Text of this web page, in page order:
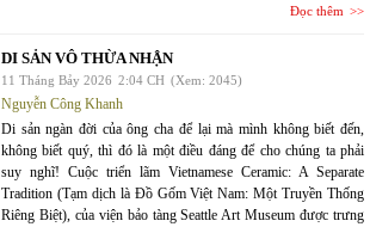
Đọc thêm
DI SẢN VÔ THỪA NHẬN
11 Tháng Bảy 2026 2:04 CH (Xem: 2045)
Nguyễn Công Khanh
Di sản ngàn đời của ông cha để lại mà mình không biết đến,
không biết quý, thì đó là một điều đáng để cho chúng ta phải
suy nghĩ! Cuộc triển lãm Vietnamese Ceramic: A Separate
Tradition (Tạm dịch là Đồ Gốm Việt Nam: Một Truyền Thống
Riêng Biệt), của viện bảo tàng Seattle Art Museum được trưng